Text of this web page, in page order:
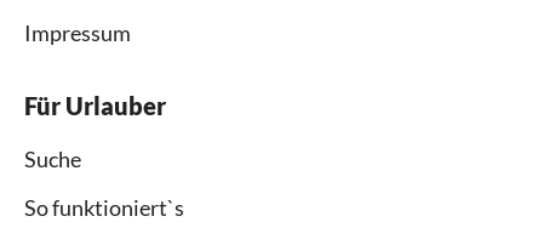
Impressum
Für Urlauber
Suche
So funktioniert`s